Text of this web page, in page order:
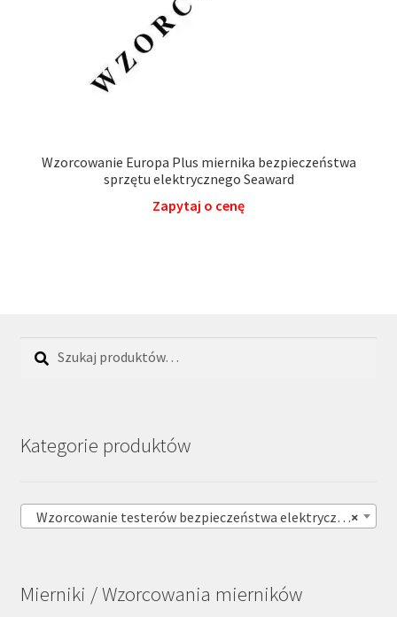
Wzorcowanie Europa Plus miernika bezpieczeństwa
sprzętu elektrycznego Seaward
Zapytaj o cenę
Kategorie produktów
×
Wzorcowanie testerów bezpieczeństwa elektrycznego (89)
Mierniki / Wzorcowania mierników